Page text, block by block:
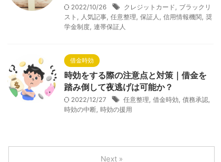
2022/10/26 クレジットカード, ブラックリ
スト , 人気記事, 任意整理, 保証人 , 信用情報機関, 奨
学金制度, 連帯保証人
借金時効
時効をする際の注意点と対策｜借金を
踏み倒して夜逃げは可能か？
2022/12/27 任意整理, 借金時効, 債務承認,
時効の中断, 時効の援用
Next »